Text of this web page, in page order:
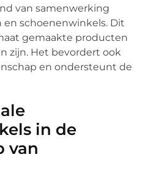
van samenwerking
schoenenwinkels. Dit
gemaakte producten
zijn. Het bevordert ook
en ondersteunt de
in de
van